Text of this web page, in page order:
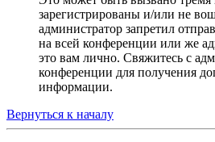
зарегистрированы и/или не
администратор запретил
на всей конференции или же
это вам лично. Свяжитесь с
конференции для получения
информации.
Вернуться к началу